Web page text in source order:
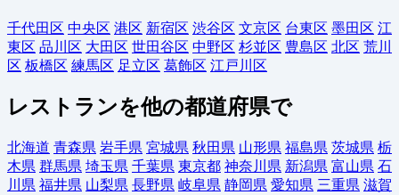
千代田区 中央区 港区 新宿区 渋谷区 文京区 台東区 墨田区 江
東区 品川区 大田区 世田谷区 中野区 杉並区 豊島区 北区 荒川
区 板橋区 練馬区 足立区 葛飾区 江戸川区
レストランを他の都道府県で
北海道 青森県 岩手県 宮城県 秋田県 山形県 福島県 茨城県 栃
木県 群馬県 埼玉県 千葉県 東京都 神奈川県 新潟県 富山県 石
川県 福井県 山梨県 長野県 岐阜県 静岡県 愛知県 三重県 滋賀